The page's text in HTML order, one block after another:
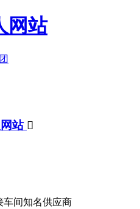
网站
站 
车间知名供应商